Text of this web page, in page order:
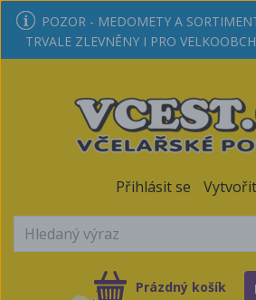
POZOR - MEDOMETY A
TRVALE ZLEVNĚNY I PRO
Přihlásit se
Prázdný košík